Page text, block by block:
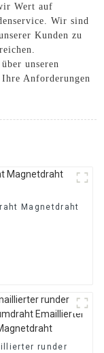
Wert auf
Wir sind
Kunden zu
unseren
Anforderungen
Magnetdraht
runder